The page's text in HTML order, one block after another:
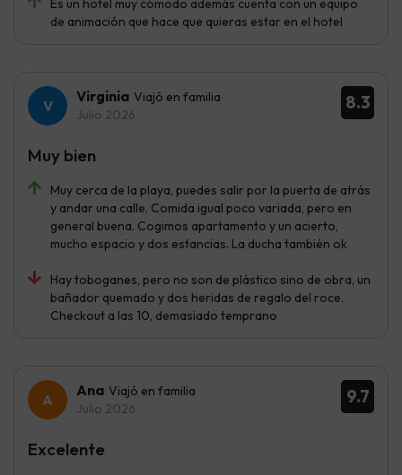
Es un hotel muy cómodo además cuenta con un equipo
de animación que hace que quieras estar en el hotel
8.3
Virginia Viajó en familia
Julio 2026
Muy cerca de la playa, puedes salir por la puerta de atrás
y andar una calle. Comida igual poco variada, pero en
general buena. Cogimos apartamento y un acierto,
mucho espacio y dos estancias. La ducha también ok
Hay toboganes, pero no son de plástico sino de obra, un
bañador quemado y dos heridas de regalo del roce.
Checkout a las 10, demasiado temprano
Muy bien
9.7
Ana Viajó en familia
Julio 2026
Excelente